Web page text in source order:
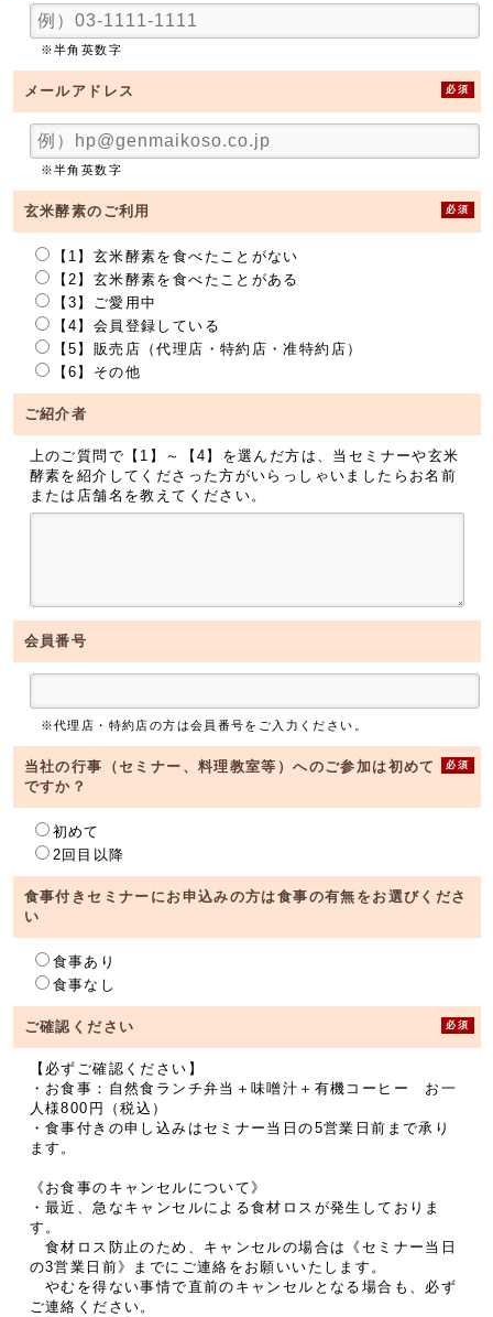
※半角英数字
メールアドレス 必須
※半角英数字
玄米酵素のご利用 必須
【1】玄米酵素を食べたことがない
【2】玄米酵素を食べたことがある
【3】ご愛用中
【4】会員登録している
【5】販売店（代理店・特約店・准特約店）
【6】その他
ご紹介者
上のご質問で【1】～【4】を選んだ方は、当セミナーや玄米
酵素を紹介してくださった方がいらっしゃいましたらお名前
または店舗名を教えてください。
会員番号
※代理店・特約店の方は会員番号をご入力ください。
当社の行事（セミナー、料理教室等）へのご参加は初めて
ですか？
必須
初めて
2回目以降
食事付きセミナーにお申込みの方は食事の有無をお選びくださ
い
食事あり
食事なし
ご確認ください 必須
【必ずご確認ください】
・お食事：自然食ランチ弁当＋味噌汁＋有機コーヒー お一
人様800円（税込）
・食事付きの申し込みはセミナー当日の5営業日前まで承り
ます。
《お食事のキャンセルについて》
・最近、急なキャンセルによる食材ロスが発生しておりま
す。
食材ロス防止のため、キャンセルの場合は《セミナー当日
の3営業日前》までにご連絡をお願いいたします。
やむを得ない事情で直前のキャンセルとなる場合も、必ず
ご連絡ください。